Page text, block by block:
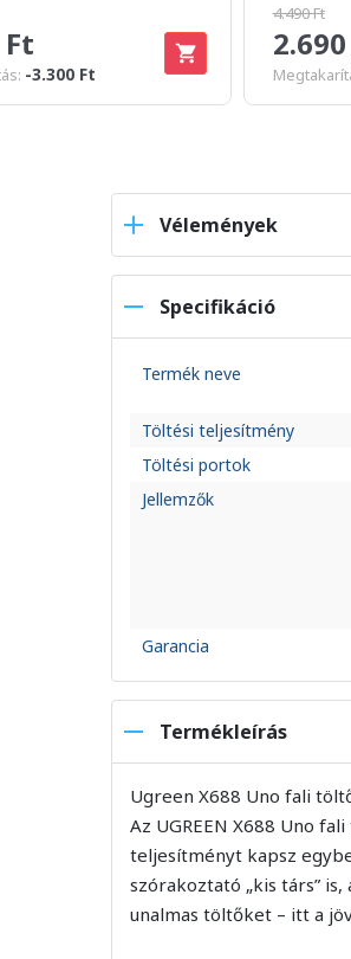
Ft
-3.300 Ft
4.490 Ft
Vélemények
Specifikáció
Termék neve
Töltési teljesítmény
Töltési portok
Jellemzők
Garancia
Termékleírás
Ugreen X688 Uno fali
Az UGREEN X688 Uno
teljesítményt kapsz
szórakoztató „kis társ”
unalmas töltőket – itt a